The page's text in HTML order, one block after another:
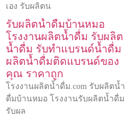
เอง รับผลิตน
รับผลิตน้ำดื่มบ้านหมอ
โรงงานผลิตน้ำดื่ม รับผลิต
น้ำดื่ม รับทำแบรนด์น้ำดื่ม
ผลิตน้ำดื่มติดแบรนด์ของ
คุณ ราคาถูก
โรงงานผลิตน้ำดื่ม.com รับผลิตน้ำ
ดื่มบ้านหมอ โรงงานรับผลิตน้ำดื่ม
รับผล